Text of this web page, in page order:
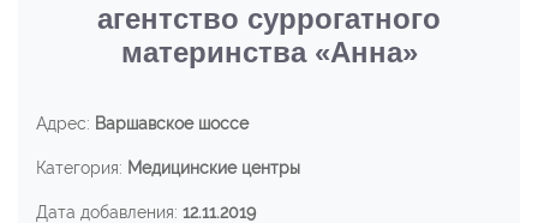
агентство суррогатного
материнства «Анна»
Адрес: Варшавское шоссе
Категория: Медицинские центры
Дата добавления: 12.11.2019